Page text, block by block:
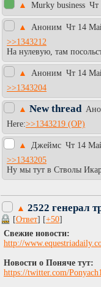
▲
Murky business Чт
▲ Аноним Чт 14
>>1343212
На нулевую, там
▲ Аноним Чт 14
>>1343204
▲ New thread
Here:>>1343219
▲ Джеймс Чт 14
>>1343205
Ну мы тут в Стволы
▲ 2522 генерал
[Ответ] [+50]
Свежие новости:
http://
Новости о Поняче тут:
https://twitter.com/